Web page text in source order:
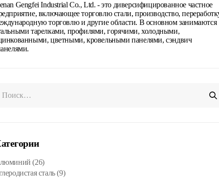
Gengfei Industrial Co., Ltd. - это диверсифицированное частное
включающее торговлю стали, производство,
торговлю и другие области. В основном занимаются
тарелками, профилями, горячими, холодными,
цветными, кровельными панелями, сэндвич
(26)
сталь(9)